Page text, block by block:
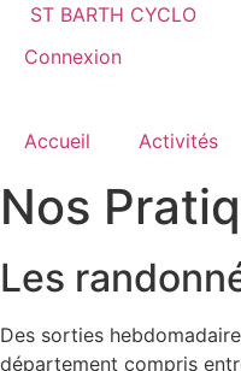
Aller
contenu
ST BARTH CYCLO
Connexion
Accueil Activités
Nos
Les
Des sorties
département compris